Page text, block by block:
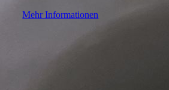
Mehr Informationen